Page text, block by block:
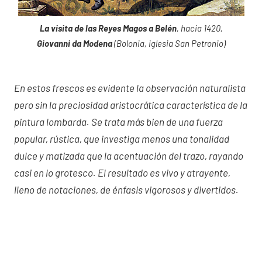
La visita de las Reyes Magos a Belén, hacia 1420,
Giovanni da Modena(Bolonia, iglesia San Petronio)
En estos frescos es evidente la observación naturalista
pero sin la preciosidad aristocrática característica de la
pintura lombarda. Se trata más bien de una fuerza
popular, rústica, que investiga menos una tonalidad
dulce y matizada que la acentuación del trazo, rayando
casi en lo grotesco. El resultado es vivo y atrayente,
lleno de notaciones, de énfasis vigorosos y divertidos.